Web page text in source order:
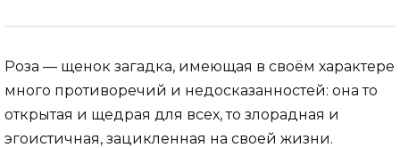
Роза — щенок загадка, имеющая в своём характере
много противоречий и недосказанностей: она то
открытая и щедрая для всех, то злорадная и
эгоистичная, зацикленная на своей жизни.